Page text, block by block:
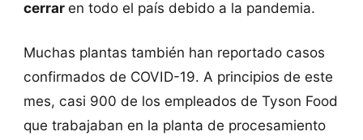
cerraren todo el país debido a la pandemia.
Muchas plantas también han reportado casos
confirmados de COVID-19. A principios de este
mes, casi 900 de los empleados de Tyson Food
que trabajaban en la planta de procesamiento